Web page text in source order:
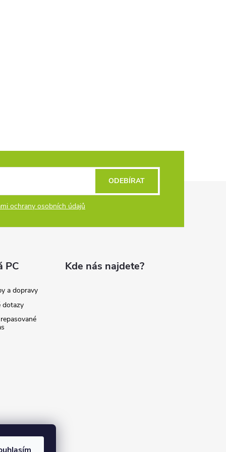
ochrany osobních údajů
ODEBÍRAT
PC
a dopravy
dotazy
Kde nás najdete?